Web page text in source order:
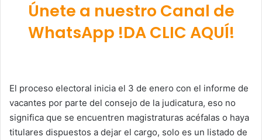
Únete a nuestro Canal de
WhatsApp !DA CLIC AQUÍ!
El proceso electoral inicia el 3 de enero con el informe de
vacantes por parte del consejo de la judicatura, eso no
significa que se encuentren magistraturas acéfalas o haya
titulares dispuestos a dejar el cargo, solo es un listado de